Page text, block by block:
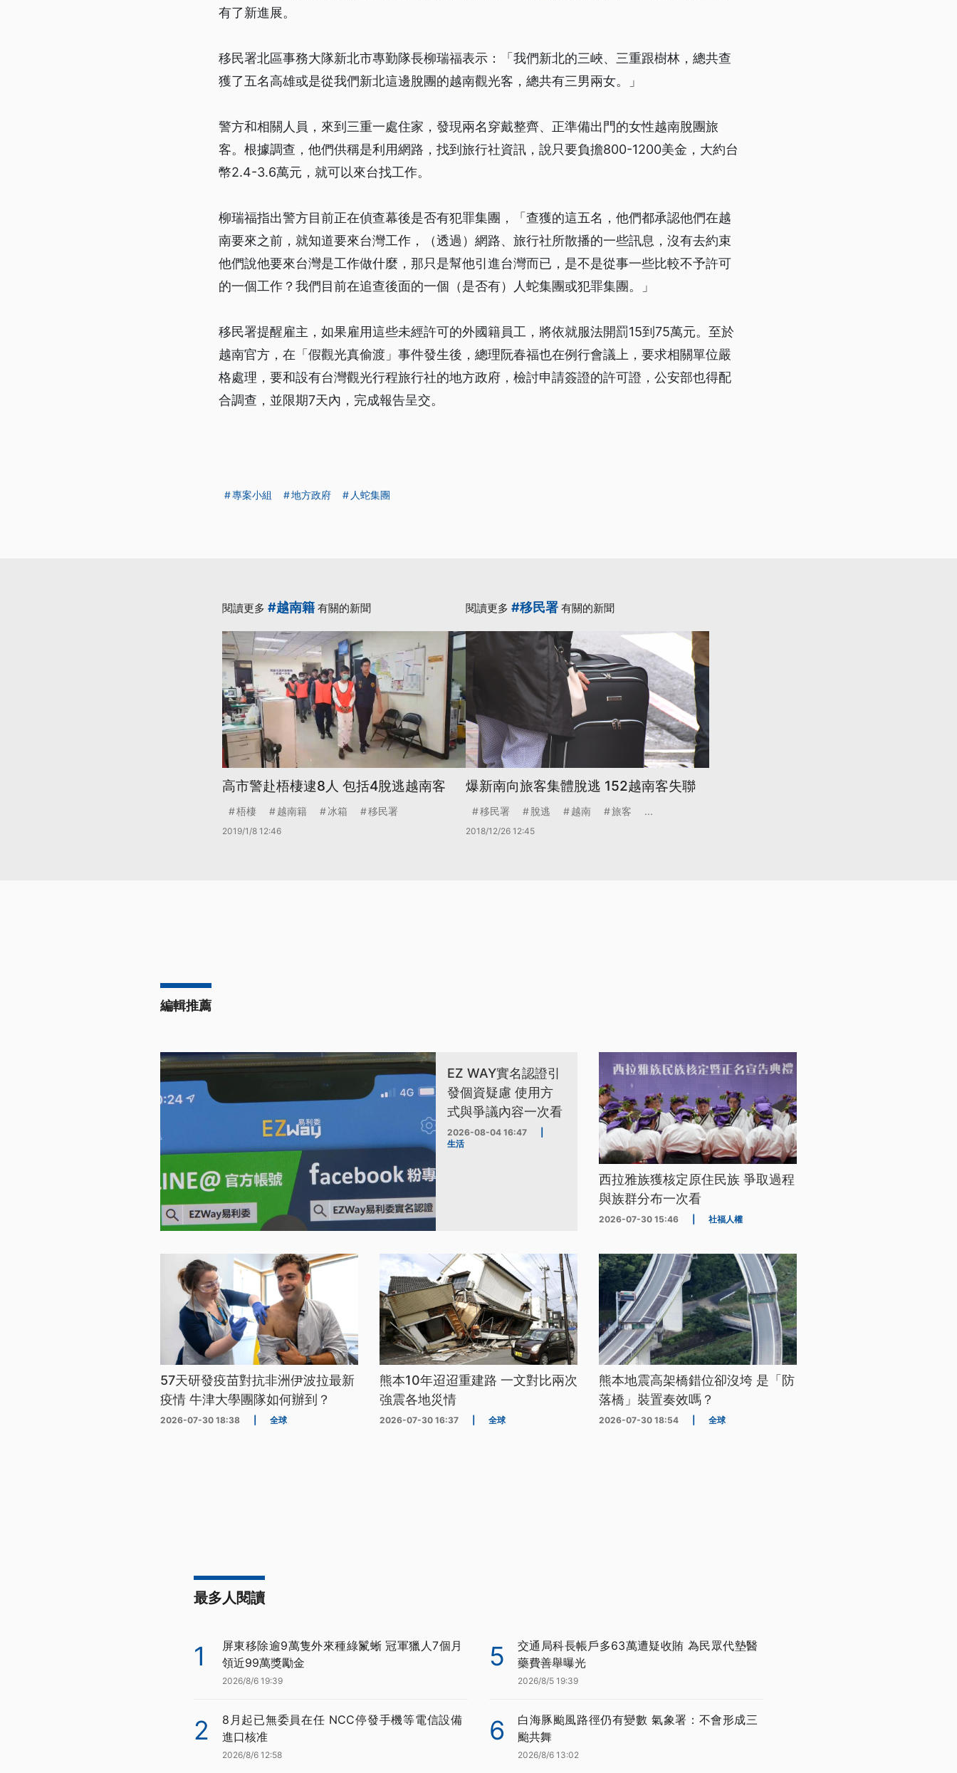
有了新進展。
移民署北區事務大隊新北市專勤隊長柳瑞福表示：「我們新北的三峽、三重跟樹林，總共查
獲了五名高雄或是從我們新北這邊脫團的越南觀光客，總共有三男兩女。」
警方和相關人員，來到三重一處住家，發現兩名穿戴整齊、正準備出門的女性越南脫團旅
客。根據調查，他們供稱是利用網路，找到旅行社資訊，說只要負擔800-1200美金，大約台
幣2.4-3.6萬元，就可以來台找工作。
柳瑞福指出警方目前正在偵查幕後是否有犯罪集團，「查獲的這五名，他們都承認他們在越
南要來之前，就知道要來台灣工作，（透過）網路、旅行社所散播的一些訊息，沒有去約束
他們說他要來台灣是工作做什麼，那只是幫他引進台灣而已，是不是從事一些比較不予許可
的一個工作？我們目前在追查後面的一個（是否有）人蛇集團或犯罪集團。」
移民署提醒雇主，如果雇用這些未經許可的外國籍員工，將依就服法開罰15到75萬元。至於
越南官方，在「假觀光真偷渡」事件發生後，總理阮春福也在例行會議上，要求相關單位嚴
格處理，要和設有台灣觀光行程旅行社的地方政府，檢討申請簽證的許可證，公安部也得配
合調查，並限期7天內，完成報告呈交。
專案小組 地方政府 人蛇集團
閱讀更多 #越南籍 有關的新聞
高市警赴梧棲逮8人 包括4脫逃越南客
梧棲 越南籍 冰箱 移民署
2019/1/8 12:46
閱讀更多 #移民署 有關的新聞
爆新南向旅客集體脫逃 152越南客失聯
移民署 脫逃 越南 旅客 ...
2018/12/26 12:45
編輯推薦
EZ WAY實名認證引
發個資疑慮 使用方
式與爭議內容一次看
2026-08-04 16:47
生活
西拉雅族獲核定原住民族 爭取過程
與族群分布一次看
2026-07-30 15:46 社福人權
57天研發疫苗對抗非洲伊波拉最新
疫情 牛津大學團隊如何辦到？
2026-07-30 18:38 全球
熊本10年迢迢重建路 一文對比兩次
強震各地災情
2026-07-30 16:37 全球
熊本地震高架橋錯位卻沒垮 是「防
落橋」裝置奏效嗎？
2026-07-30 18:54 全球
最多人閱讀
1
屏東移除逾9萬隻外來種綠鬣蜥 冠軍獵人7個月
領近99萬獎勵金
2026/8/6 19:39
2
8月起已無委員在任 NCC停發手機等電信設備
進口核准
2026/8/6 12:58
5
交通局科長帳戶多63萬遭疑收賄 為民眾代墊醫
藥費善舉曝光
2026/8/5 19:39
6
白海豚颱風路徑仍有變數 氣象署：不會形成三
颱共舞
2026/8/6 13:02